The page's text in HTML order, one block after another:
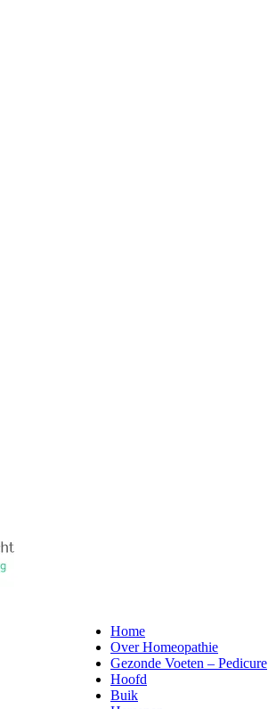
Home
Over Homeopathie
Gezonde Voeten – Pedicure
Hoofd
Buik